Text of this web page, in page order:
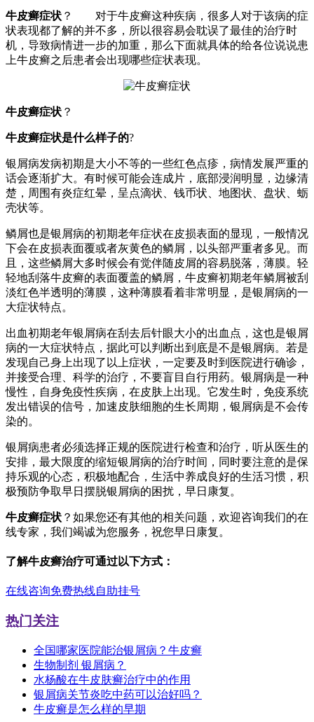
牛皮癣症状 ？ 对于牛皮癣这种疾病，很多人对于该病的症
状表现都了解的并不多，所以很容易会耽误了最佳的治疗时
机，导致病情进一步的加重，那么下面就具体的给各位说说患
上牛皮癣之后患者会出现哪些症状表现。
牛皮癣症状 ？
牛皮癣症状是什么样子的?
银屑病发病初期是大小不等的一些红色点疹，病情发展严重的
话会逐渐扩大。有时候可能会连成片，底部浸润明显，边缘清
楚，周围有炎症红晕，呈点滴状、钱币状、地图状、盘状、蛎
壳状等。
鳞屑也是银屑病的初期老年症状在皮损表面的显现，一般情况
下会在皮损表面覆或者灰黄色的鳞屑，以头部严重者多见。而
且，这些鳞屑大多时候会有觉伴随皮屑的容易脱落，薄膜。轻
轻地刮落牛皮癣的表面覆盖的鳞屑，牛皮癣初期老年鳞屑被刮
淡红色半透明的薄膜，这种薄膜看着非常明显，是银屑病的一
大症状特点。
出血初期老年银屑病在刮去后针眼大小的出血点，这也是银屑
病的一大症状特点，据此可以判断出到底是不是银屑病。若是
发现自己身上出现了以上症状，一定要及时到医院进行确诊，
并接受合理、科学的治疗，不要盲目自行用药。银屑病是一种
慢性，自身免疫性疾病，在皮肤上出现。它发生时，免疫系统
发出错误的信号，加速皮肤细胞的生长周期，银屑病是不会传
染的。
银屑病患者必须选择正规的医院进行检查和治疗，听从医生的
安排，最大限度的缩短银屑病的治疗时间，同时要注意的是保
持乐观的心态，积极地配合，生活中养成良好的生活习惯，积
极预防争取早日摆脱银屑病的困扰，早日康复。
牛皮癣症状 ？如果您还有其他的相关问题，欢迎咨询我们的在
线专家，我们竭诚为您服务，祝您早日康复。
了解牛皮癣治疗可通过以下方式：
在线咨询免费热线自助挂号
热门关注
全国哪家医院能治银屑病？牛皮癣
生物制剂 银屑病？
水杨酸在牛皮肤癣治疗中的作用
银屑病关节炎吃中药可以治好吗？
牛皮癣是怎么样的早期